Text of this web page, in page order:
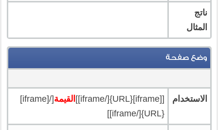
ناتج
المثال
وضع صفحة
الاستخدام [[iframe]{URL}[/iframe]] القيمة
[/[iframe]
{URL}[/iframe]]